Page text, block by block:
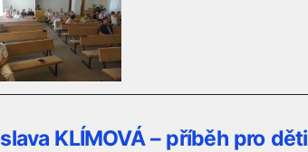
KLÍMOVÁ – příběh pro děti